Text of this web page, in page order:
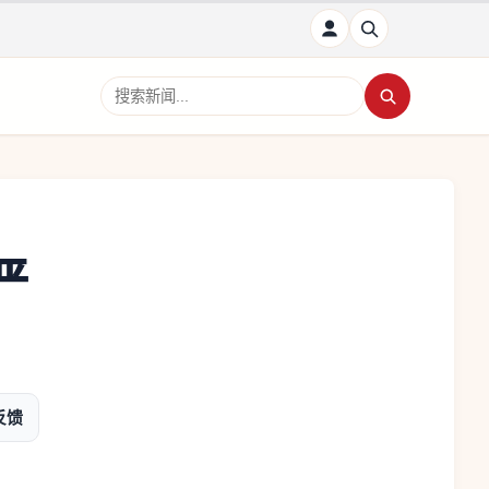
搜索新闻
馈